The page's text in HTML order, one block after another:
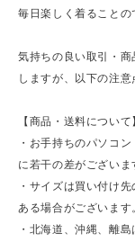
毎日楽しく着ることの
気持ちの良い取引・
しますが、以下の注
【商品・送料について
・お手持ちのパソコ
に若干の差がございま
・サイズは買い付け
ある場合がございます
・北海道、沖縄、離